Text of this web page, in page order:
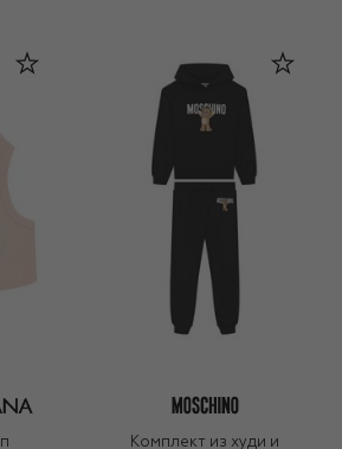
Комплект из худи и